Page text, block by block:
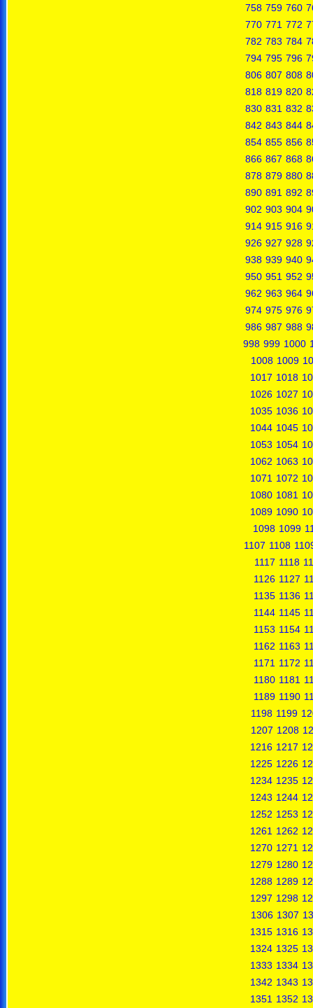
758 759 760
770 771 772
782 783 784
794 795 796
806 807 808
818 819 820
830 831 832
842 843 844
854 855 856
866 867 868
878 879 880
890 891 892
902 903 904
914 915 916
926 927 928
938 939 940
950 951 952
962 963 964
974 975 976
986 987 988
998 999 1000
1008 1009
1017 1018
1026 1027
1035 1036
1044 1045
1053 1054
1062 1063
1071 1072
1080 1081
1089 1090
1098 1099
1107 1108
1117 1118
1126 1127
1135 1136
1144 1145
1153 1154
1162 1163
1171 1172
1180 1181
1189 1190
1198 1199
1207 1208
1216 1217
1225 1226
1234 1235
1243 1244
1252 1253
1261 1262
1270 1271
1279 1280
1288 1289
1297 1298
1306 1307
1315 1316
1324 1325
1333 1334
1342 1343
1351 1352